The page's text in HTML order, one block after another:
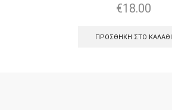
€18.00
ΠΡΟΣΘΉΚΗ ΣΤΟ ΚΑΛΆΘΙ